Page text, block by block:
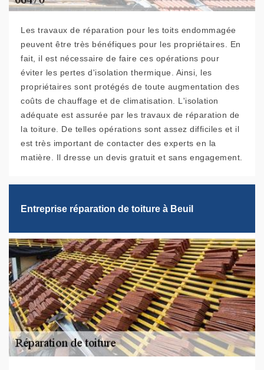
Les travaux de réparation pour les toits endommagée
peuvent être très bénéfiques pour les propriétaires. En
fait, il est nécessaire de faire ces opérations pour
éviter les pertes d'isolation thermique. Ainsi, les
propriétaires sont protégés de toute augmentation des
coûts de chauffage et de climatisation. L'isolation
adéquate est assurée par les travaux de réparation de
la toiture. De telles opérations sont assez difficiles et il
est très important de contacter des experts en la
matière. Il dresse un devis gratuit et sans engagement.
Entreprise réparation de toiture à Beuil